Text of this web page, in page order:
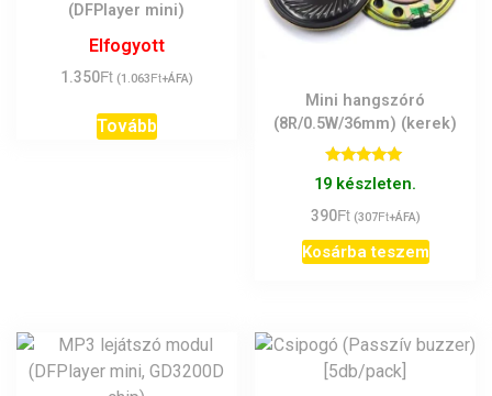
(DFPlayer mini)
Elfogyott
1.350Ft (1.063Ft+ÁFA)
Tovább
Mini hangszóró
(8R/0.5W/36mm) (kerek)
Értékelés:
5.00
19 készleten.
390Ft (307Ft+ÁFA)
Kosárba teszem